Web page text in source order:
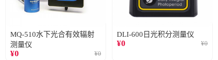
MQ-510水下光合有效辐射
测量仪
¥0 ¥0
DLI-600日光积分测量仪
¥0 ¥0